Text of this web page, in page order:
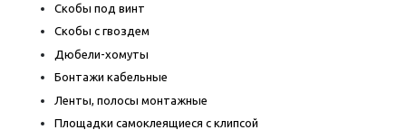
Скобы под винт
Скобы с гвоздем
Дюбели-хомуты
Бонтажи кабельные
Ленты, полосы монтажные
Площадки самоклеящиеся с клипсой